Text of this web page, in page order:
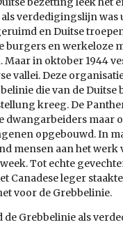
verdedigingslijn
en Duitse
burgers en werkeloze
Maar in oktober 1944
vallei. Deze
die van de Duitse
kreeg. De
dwangarbeiders maar
opgebouwd. In
mensen aan het werk
Tot echte
Canadese leger
voor de Grebbelinie.
de Grebbelinie als